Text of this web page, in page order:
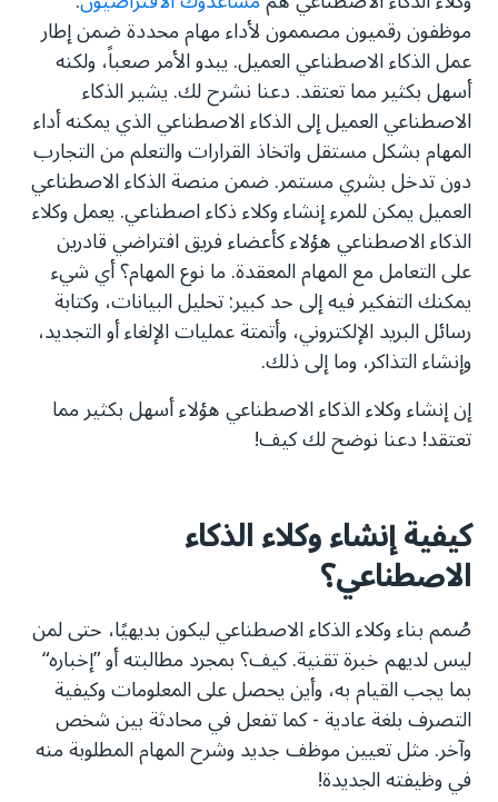
إنشاء وكيل ذكاء اصطناعي مُختص
موظفون رقميون مصممون لأداء مهام محددة ضمن إطار
عمل الذكاء الاصطناعي العميل. يبدو الأمر صعباً، ولكنه
أسهل بكثير مما تعتقد. دعنا نشرح لك. يشير الذكاء
الاصطناعي العميل إلى الذكاء الاصطناعي الذي يمكنه أداء
المهام بشكل مستقل واتخاذ القرارات والتعلم من التجارب
دون تدخل بشري مستمر. ضمن منصة الذكاء الاصطناعي
العميل يمكن للمرء إنشاء وكلاء ذكاء اصطناعي. يعمل وكلاء
الذكاء الاصطناعي هؤلاء كأعضاء فريق افتراضي قادرين
على التعامل مع المهام المعقدة. ما نوع المهام؟ أي شيء
يمكنك التفكير فيه إلى حد كبير: تحليل البيانات، وكتابة
رسائل البريد الإلكتروني، وأتمتة عمليات الإلغاء أو التجديد،
وإنشاء التذاكر، وما إلى ذلك.
إن إنشاء وكلاء الذكاء الاصطناعي هؤلاء أسهل بكثير مما
تعتقد! دعنا نوضح لك كيف!
كيفية إنشاء وكلاء الذكاء
الاصطناعي؟
صُمم بناء وكلاء الذكاء الاصطناعي ليكون بديهيًا، حتى لمن
ليس لديهم خبرة تقنية. كيف؟ بمجرد مطالبته أو ”إخباره“
بما يجب القيام به، وأين يحصل على المعلومات وكيفية
التصرف بلغة عادية - كما تفعل في محادثة بين شخص
وآخر. مثل تعيين موظف جديد وشرح المهام المطلوبة منه
في وظيفته الجديدة!